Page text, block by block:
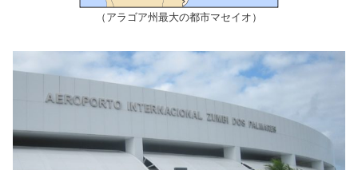
（アラゴア州最大の都市マセイオ）